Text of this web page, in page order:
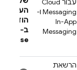
עבור Cloud
Messaging ו-
In-App
Messaging
העברת
הודעות
ב-
הרשאת